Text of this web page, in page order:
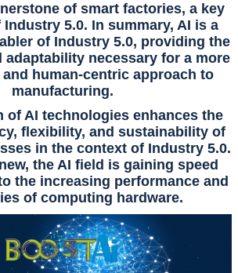
of smart factories, a key
5.0. In summary, AI is a
of Industry 5.0, providing the
adaptability necessary for a more
human-centric approach to
manufacturing.
of AI technologies enhances the
flexibility, and sustainability of
in the context of Industry 5.0.
the AI field is gaining speed
the increasing performance and
of computing hardware.